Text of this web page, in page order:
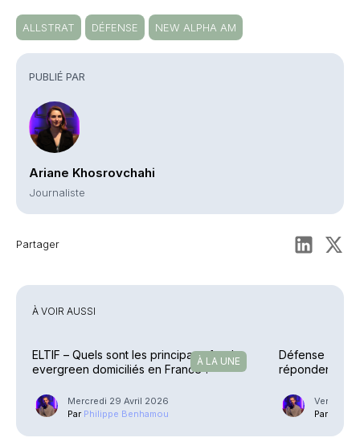
PUBLIÉ PAR
Ariane Khosrovchahi
Journaliste
Partager
ALLSTRAT DÉFENSE NEW ALPHA AM
À VOIR AUSSI
À LA UNE
ELTIF – Quels sont les principaux fonds
evergreen domiciliés en France ?
Mercredi 29 Avril 2026
Par Philippe Benhamou
Défense –
répondent à
Vendredi
Par